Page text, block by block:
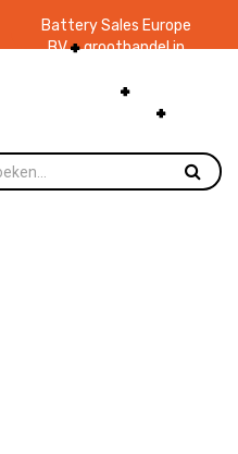
Battery Sales Europe
BV groothandel in
zaklampen Ruim 48
jaar ervaring
voorraad.